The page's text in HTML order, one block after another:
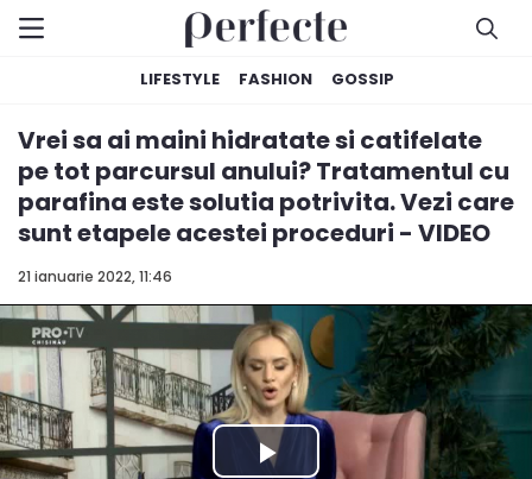
LIFESTYLE FASHION GOSSIP
21 ianuarie 2022, 11:46
Vrei sa ai maini hidratate si catifelate
pe tot parcursul anului? Tratamentul cu
parafina este solutia potrivita. Vezi care
sunt etapele acestei proceduri - VIDEO